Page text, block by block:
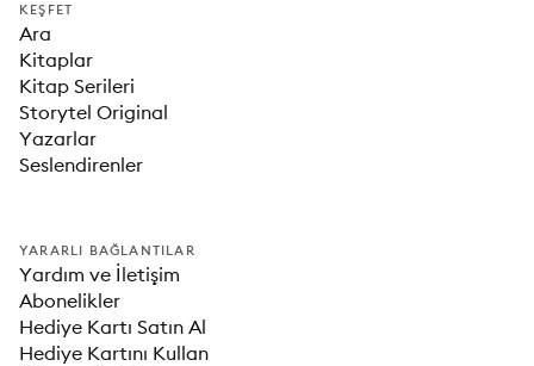
KEŞFET
Ara
Kitaplar
Kitap Serileri
Storytel Original
Yazarlar
Seslendirenler
YARARLI BAĞLANTILAR
Yardım ve İletişim
Abonelikler
Hediye Kartı Satın Al
Hediye Kartını Kullan